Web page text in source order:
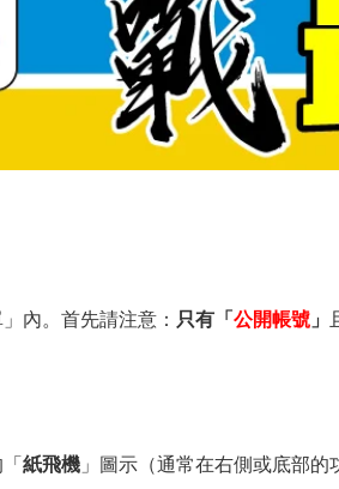
內。首先請注意： 只有「公開帳號」
紙飛機 」圖示（通常在右側或底部的